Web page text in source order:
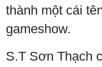
thành một cái
gameshow.
S.T Sơn Thạch